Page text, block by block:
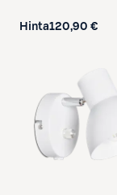
Hinta120,90 €